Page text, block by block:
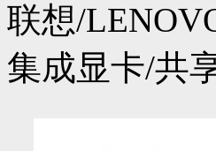
联想/
集成显卡/共